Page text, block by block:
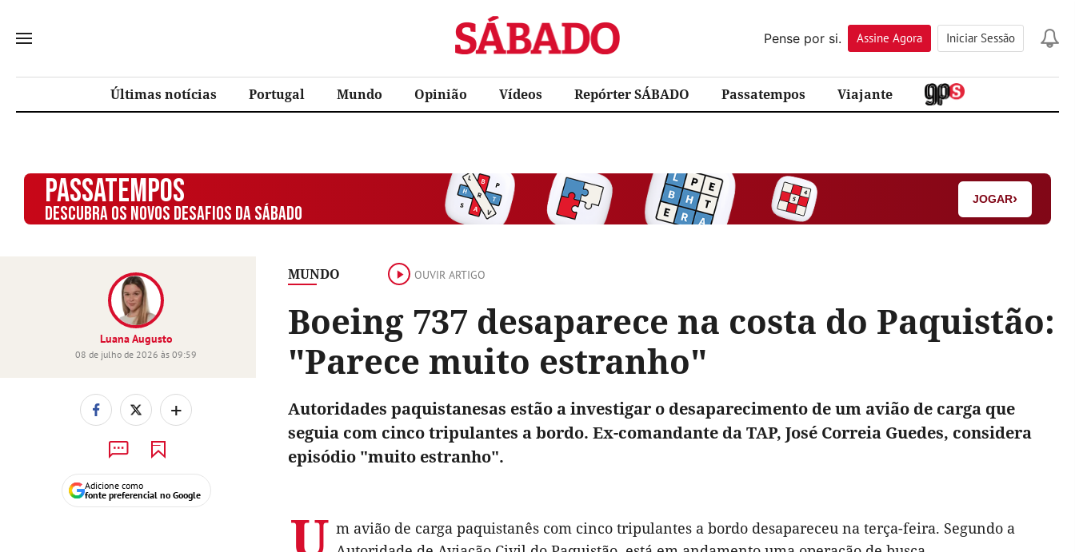
Sábado
Pense por si.
Assine Agora Iniciar Sessão
Últimas notícias Portugal Mundo Opinião Vídeos Repórter SÁBADO Passatempos Viajante
PASSATEMPOS
DESCUBRA OS NOVOS DESAFIOS DA SÁBADO
JOGAR›
MUNDO OUVIR ARTIGO
Boeing 737 desaparece na costa do Paquistão:
"Parece muito estranho"
Luana Augusto
08 de julho de 2026 às 09:59
+
Adicione como
fonte preferencial no Google
Autoridades paquistanesas estão a investigar o desaparecimento de um avião de carga que
seguia com cinco tripulantes a bordo. Ex-comandante da TAP, José Correia Guedes, considera
episódio "muito estranho".
U m avião de carga paquistanês com cinco tripulantes a bordo desapareceu na terça-feira. Segundo a